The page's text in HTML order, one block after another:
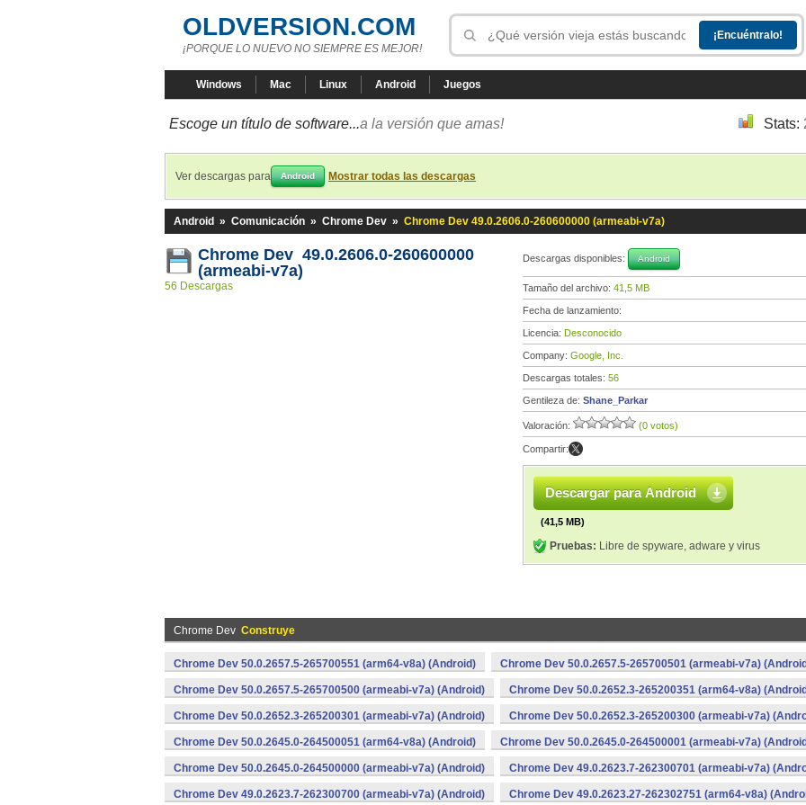
OLDVERSION.COM
¡PORQUE LO NUEVO NO SIEMPRE ES MEJOR!
Windows Mac Linux Android Juegos
Escoge un título de software...a la versión que amas! Stats:
Ver descargas para Android Mostrar todas las descargas
Android » Comunicación » Chrome Dev » Chrome Dev 49.0.2606.0-260600000 (armeabi-v7a)
Chrome Dev 49.0.2606.0-260600000
(armeabi-v7a)
56 Descargas
Descargas disponibles: Android
Tamaño del archivo: 41,5 MB
Fecha de lanzamiento:
Licencia: Desconocido
Company: Google, Inc.
Descargas totales: 56
Gentileza de: Shane_Parkar
Valoración: (0 votos)
Compartir:
Descargar para Android
(41,5 MB)
Pruebas: Libre de spyware, adware y virus
Chrome Dev Construye
Chrome Dev 50.0.2657.5-265700551 (arm64-v8a) (Android) Chrome Dev 50.0.2657.5-265700501 (armeabi-v7a)
Chrome Dev 50.0.2657.5-265700500 (armeabi-v7a) (Android) Chrome Dev 50.0.2652.3-265200351 (arm64-v8a)
Chrome Dev 50.0.2652.3-265200301 (armeabi-v7a) (Android) Chrome Dev 50.0.2652.3-265200300 (armeabi-v7a)
Chrome Dev 50.0.2645.0-264500051 (arm64-v8a) (Android) Chrome Dev 50.0.2645.0-264500001 (armeabi-v7a)
Chrome Dev 50.0.2645.0-264500000 (armeabi-v7a) (Android) Chrome Dev 49.0.2623.7-262300701 (armeabi-v7a)
Chrome Dev 49.0.2623.7-262300700 (armeabi-v7a) (Android) Chrome Dev 49.0.2623.27-262302751 (arm64-v8a)